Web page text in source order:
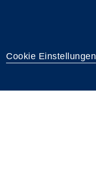
Cookie Einstellungen